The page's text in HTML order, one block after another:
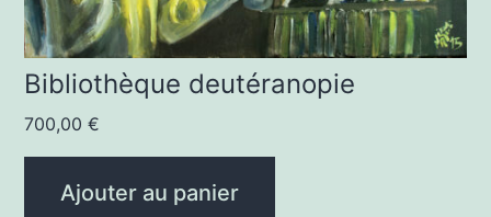
Bibliothèque deutéranopie
700,00€
Ajouter au panier